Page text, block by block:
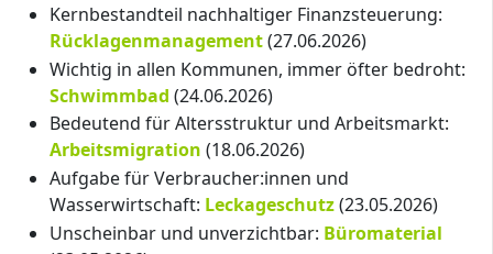
Kernbestandteil nachhaltiger Finanzsteuerung:
Rücklagenmanagement(27.06.2026)
Wichtig in allen Kommunen, immer öfter bedroht:
Schwimmbad (24.06.2026)
Bedeutend für Altersstruktur und Arbeitsmarkt:
Arbeitsmigration (18.06.2026)
Aufgabe für Verbraucher:innen und
Wasserwirtschaft: Leckageschutz(23.05.2026)
Unscheinbar und unverzichtbar: Büromaterial